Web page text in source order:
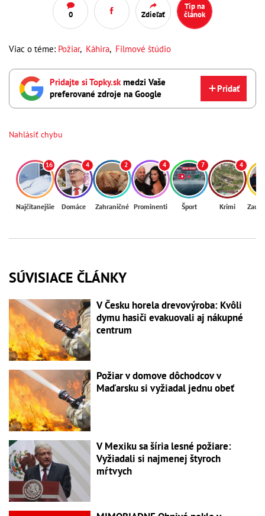
0 Zdieľať
Tip na
článok
Viac o téme: Požiar, Káhira, Filmové štúdio
Pridajte si Topky.skmedzi Vaše
preferované zdroje na Google
Pridať
Nahlásiť chybu
16
Najčítanejšie
4
Domáce
2
Zahraničné
4
Prominenti
7
Šport
4
Krimi
SÚVISIACE ČLÁNKY
V Česku horela drevovýroba: Kvôli
dymu hasiči evakuovali aj nákupné
centrum
Požiar v domove dôchodcov v
Maďarsku si vyžiadal jednu obeť
V Mexiku sa šíria lesné požiare:
Vyžiadali si najmenej štyroch
mŕtvych